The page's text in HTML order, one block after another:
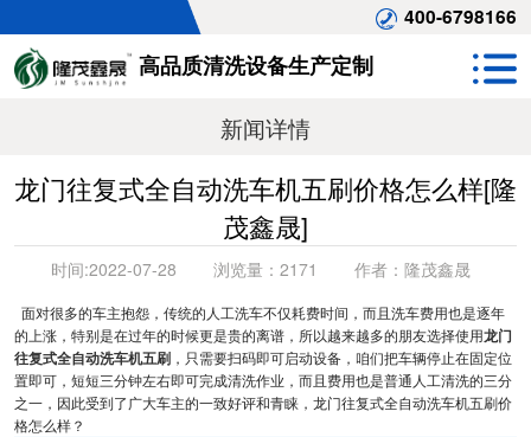
400-6798166
高品质清洗设备生产定制
新闻详情
龙门往复式全自动洗车机五刷价格怎么样[隆
茂鑫晟]
时间:2022-07-28 浏览量： 2171 作者： 隆茂鑫晟
面对很多的车主抱怨，传统的人工洗车不仅耗费时间，而且洗车费用也是逐年
的上涨，特别是在过年的时候更是贵的离谱，所以越来越多的朋友选择使用龙门
往复式全自动洗车机五刷，只需要扫码即可启动设备，咱们把车辆停止在固定位
置即可，短短三分钟左右即可完成清洗作业，而且费用也是普通人工清洗的三分
之一，因此受到了广大车主的一致好评和青睐，龙门往复式全自动洗车机五刷价
格怎么样？